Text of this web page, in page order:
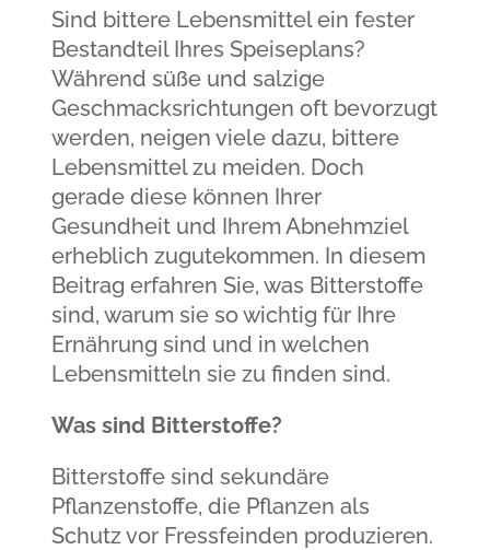
Sind bittere Lebensmittel ein fester
Bestandteil Ihres Speiseplans?
Während süße und salzige
Geschmacksrichtungen oft bevorzugt
werden, neigen viele dazu, bittere
Lebensmittel zu meiden. Doch
gerade diese können Ihrer
Gesundheit und Ihrem Abnehmziel
erheblich zugutekommen. In diesem
Beitrag erfahren Sie, was Bitterstoffe
sind, warum sie so wichtig für Ihre
Ernährung sind und in welchen
Lebensmitteln sie zu finden sind.
Was sind Bitterstoffe?
Bitterstoffe sind sekundäre
Pflanzenstoffe, die Pflanzen als
Schutz vor Fressfeinden produzieren.